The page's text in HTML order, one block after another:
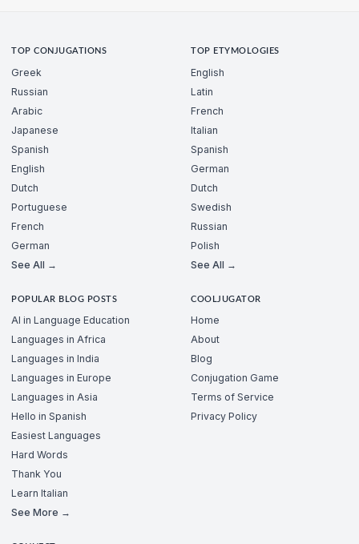
TOP CONJUGATIONS
Greek
Russian
Arabic
Japanese
Spanish
English
Dutch
Portuguese
French
German
See All →
TOP ETYMOLOGIES
English
Latin
French
Italian
Spanish
German
Dutch
Swedish
Russian
Polish
See All →
POPULAR BLOG POSTS
AI in Language Education
Languages in Africa
Languages in India
Languages in Europe
Languages in Asia
Hello in Spanish
Easiest Languages
Hard Words
Thank You
Learn Italian
See More →
COOLJUGATOR
Home
About
Blog
Conjugation Game
Terms of Service
Privacy Policy